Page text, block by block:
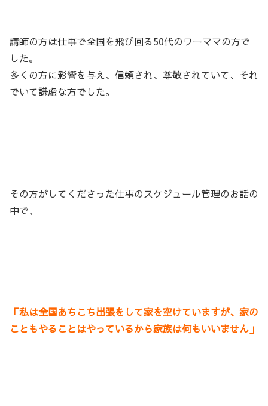
講師の方は仕事で全国を飛び回る50代のワーママの方で
した。
多くの方に影響を与え、信頼され、尊敬されていて、それ
でいて謙虚な方でした。
その方がしてくださった仕事のスケジュール管理のお話の
中で、
「私は全国あちこち出張をして家を空けていますが、家の
こともやることはやっているから家族は何もいいません」